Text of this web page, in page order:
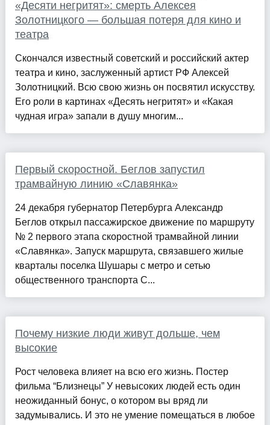
«Десяти негритят»: смерть Алексея
Золотницкого — большая потеря для кино и
театра
Скончался известный советский и российский актер
театра и кино, заслуженный артист РФ Алексей
Золотницкий. Всю свою жизнь он посвятил искусству.
Его роли в картинах «Десять негритят» и «Какая
чудная игра» запали в душу многим...
Первый скоростной. Беглов запустил
трамвайную линию «Славянка»
24 декабря губернатор Петербурга Александр
Беглов открыл пассажирское движение по маршруту
№ 2 первого этапа скоростной трамвайной линии
«Славянка». Запуск маршрута, связавшего жилые
кварталы поселка Шушары с метро и сетью
общественного транспорта С...
Почему низкие люди живут дольше, чем
высокие
Рост человека влияет на всю его жизнь. Постер
фильма “Близнецы” У невысоких людей есть один
неожиданный бонус, о котором вы вряд ли
задумывались. И это не умение помещаться в любое